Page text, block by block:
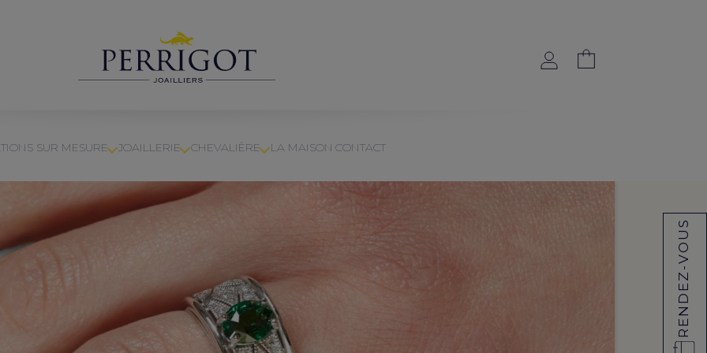
SUR MESURE JOAILLERIE CHEVALIÈRE LA MAISON CONTACT
RENDEZ-VOUS